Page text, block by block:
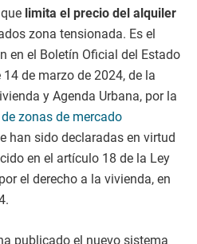
limita el precio del alquiler
zona tensionada. Es el
en el Boletín Oficial del Estado
de marzo de 2024, de la
y Agenda Urbana, por la
zonas de mercado
han sido declaradas en virtud
en el artículo 18 de la Ley
el derecho a la vivienda, en
publicado el nuevo sistema